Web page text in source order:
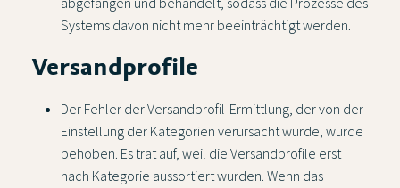
Systems davon nicht mehr beeinträchtigt werden.
Versandprofile
Der Fehler der Versandprofil-Ermittlung, der von der
Einstellung der Kategorien verursacht wurde, wurde
behoben. Es trat auf, weil die Versandprofile erst
nach Kategorie aussortiert wurden. Wenn das